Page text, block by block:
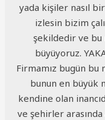
yada kişiler nasıl
izlesin bizim
şekildedir ve bu
büyüyoruz.
Firmamız bugün
bunun en büyük
kendine olan
ve şehirler